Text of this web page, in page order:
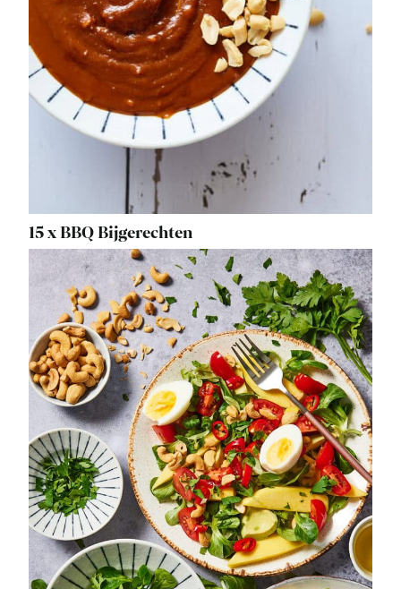
15 x BBQ Bijgerechten